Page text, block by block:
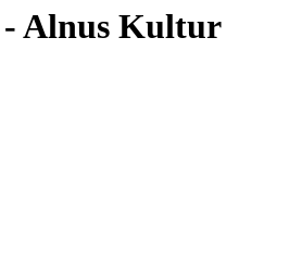
Alnus Kultur